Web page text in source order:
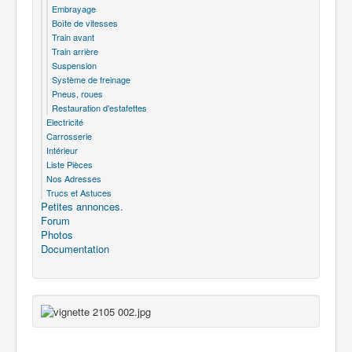
Embrayage
Boîte de vitesses
Train avant
Train arrière
Suspension
Système de freinage
Pneus, roues
Restauration d'estafettes
Electricité
Carrosserie
Intérieur
Liste Pièces
Nos Adresses
Trucs et Astuces
Petites annonces.
Forum
Photos
Documentation